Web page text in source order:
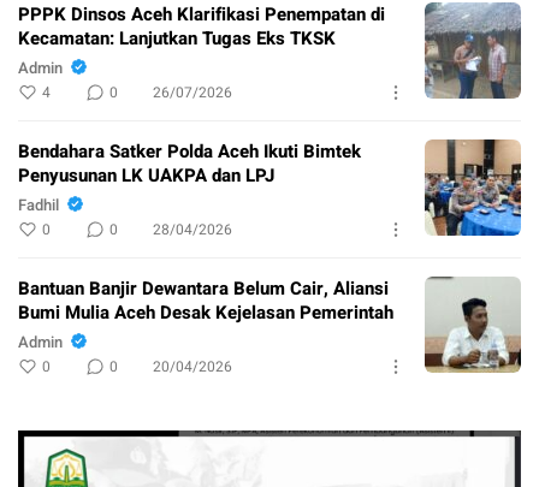
PPPK Dinsos Aceh Klarifikasi Penempatan di
Kecamatan: Lanjutkan Tugas Eks TKSK
Admin
4 0 26/07/2026
Bendahara Satker Polda Aceh Ikuti Bimtek
Penyusunan LK UAKPA dan LPJ
Fadhil
0 0 28/04/2026
Bantuan Banjir Dewantara Belum Cair, Aliansi
Bumi Mulia Aceh Desak Kejelasan Pemerintah
Admin
0 0 20/04/2026